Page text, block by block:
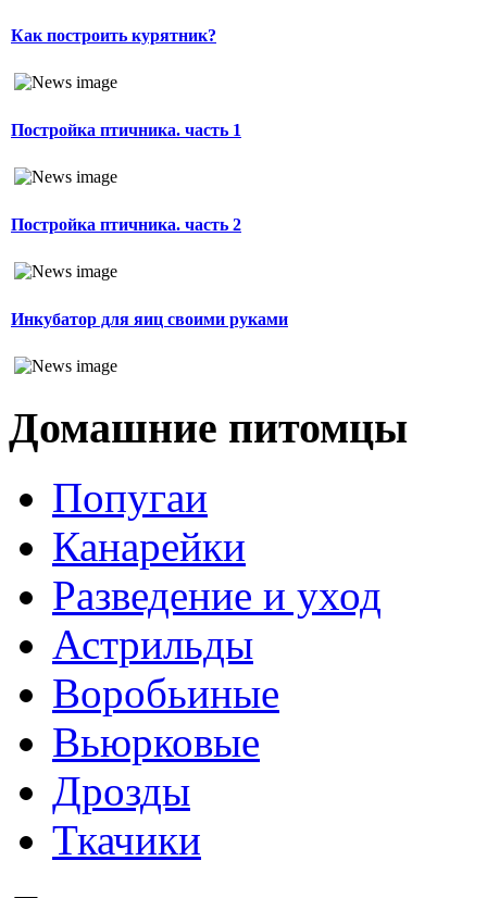
Как построить курятник?
Постройка птичника. часть 1
Постройка птичника. часть 2
Инкубатор для яиц своими руками
Домашние питомцы
Попугаи
Канарейки
Разведение и уход
Астрильды
Воробьиные
Вьюрковые
Дрозды
Ткачики